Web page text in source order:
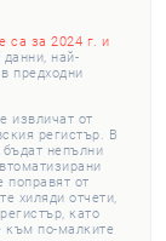
са за 2024 г. и
най-
предходни
извличат от
регистър. В
непълни
поправят от
хиляди отчети,
като
към по-малките